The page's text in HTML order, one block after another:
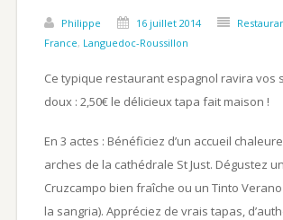
Philippe 16 juillet 2014
France, Languedoc-Roussillon
Ce typique restaurant espagnol ravira vos
doux : 2,50€ le délicieux tapa fait maison !
En 3 actes : Bénéficiez d’un accueil
arches de la cathédrale St Just. Dégustez
Cruzcampo bien fraîche ou un Tinto
la sangria). Appréciez de vrais tapas,